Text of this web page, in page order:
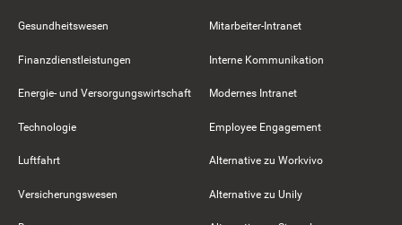
Gesundheitswesen
Finanzdienstleistungen
Energie- und Versorgungswirtschaft
Technologie
Luftfahrt
Versicherungswesen
Mitarbeiter-Intranet
Interne Kommunikation
Modernes Intranet
Employee Engagement
Alternative zu Workvivo
Alternative zu Unily